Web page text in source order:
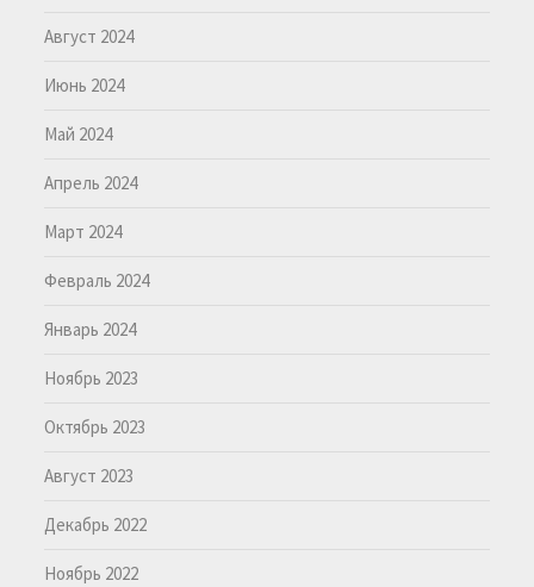
Август 2024
Июнь 2024
Май 2024
Апрель 2024
Март 2024
Февраль 2024
Январь 2024
Ноябрь 2023
Октябрь 2023
Август 2023
Декабрь 2022
Ноябрь 2022